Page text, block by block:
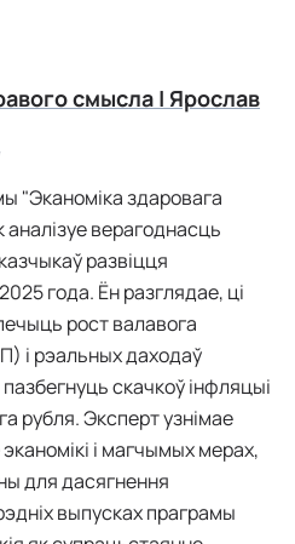
смысла | Ярослав
"Эканоміка здаровага
верагоднасць
развіцця
года. Ён разглядае, ці
рост валавога
і рэальных даходаў
скачкоў інфляцыі
рубля. Эксперт узнімае
і магчымых мерах,
для дасягнення
выпусках праграмы